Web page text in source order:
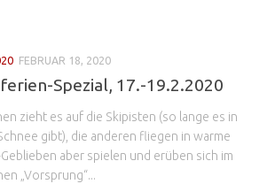
FEBRUAR 18, 2020
Spezial, 17.-19.2.2020
zieht es auf die Skipisten (so lange es in
gibt), die anderen fliegen in warme
aber spielen und erüben sich im
„Vorsprung“...